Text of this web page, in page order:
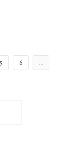
5 6
…